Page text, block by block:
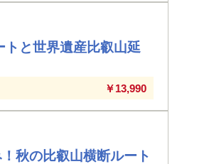
トと世界遺産比叡山延
￥13,990
秋の比叡山横断ルート